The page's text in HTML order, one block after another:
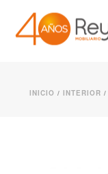
INICIO / INTERIOR /